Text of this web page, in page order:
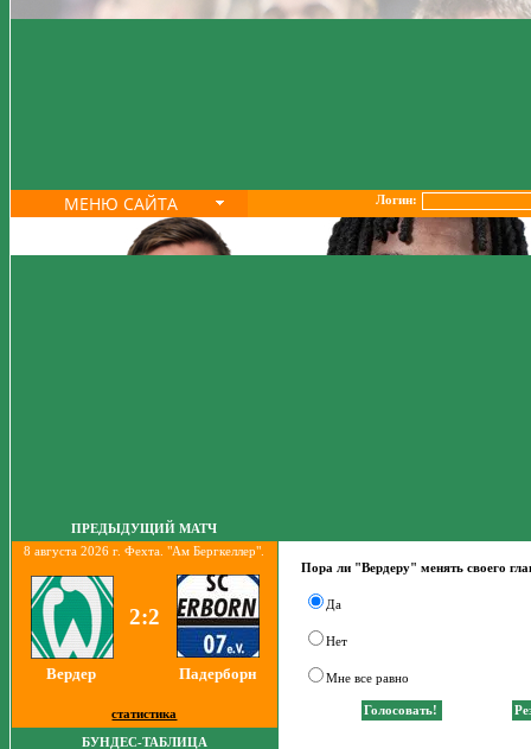
МЕНЮ САЙТА Логин:
ПРЕДЫДУЩИЙ МАТЧ
8 августа 2026 г. Фехта. "Ам Бергкеллер".
2:2
Вердер Падерборн
статистика
БУНДЕС-ТАБЛИЦА
Пора ли "Вердеру" менять своего
Да
Нет
Мне все равно